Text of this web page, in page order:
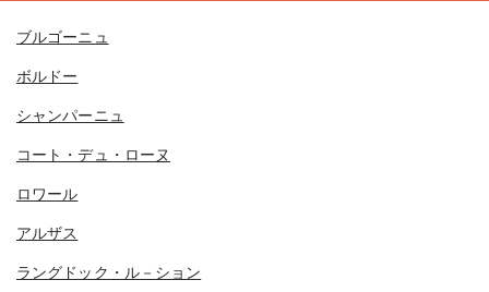
ブルゴーニュ
ボルドー
シャンパーニュ
コート・デュ・ローヌ
ロワール
アルザス
ラングドック・ル－ション